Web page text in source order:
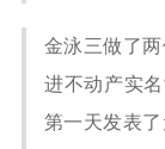
金泳三做了
进不动产实
第一天发表了